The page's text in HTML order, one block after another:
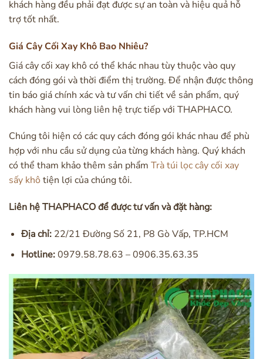
khách hàng đều phải đạt được sự an toàn và hiệu quả hỗ
trợ tốt nhất.
Giá Cây Cối Xay Khô Bao Nhiêu?
Giá cây cối xay khô có thể khác nhau tùy thuộc vào quy
cách đóng gói và thời điểm thị trường. Để nhận được thông
tin báo giá chính xác và tư vấn chi tiết về sản phẩm, quý
khách hàng vui lòng liên hệ trực tiếp với THAPHACO.
Chúng tôi hiện có các quy cách đóng gói khác nhau để phù
hợp với nhu cầu sử dụng của từng khách hàng. Quý khách
có thể tham khảo thêm sản phẩm Trà túi lọc cây cối xay
sấy khô tiện lợi của chúng tôi.
Liên hệ THAPHACO để được tư vấn và đặt hàng:
Địa chỉ:22/21 Đường Số 21, P8 Gò Vấp, TP.HCM
Hotline:0979.58.78.63 – 0906.35.63.35